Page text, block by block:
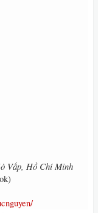
Vấp, Hồ Chí Minh